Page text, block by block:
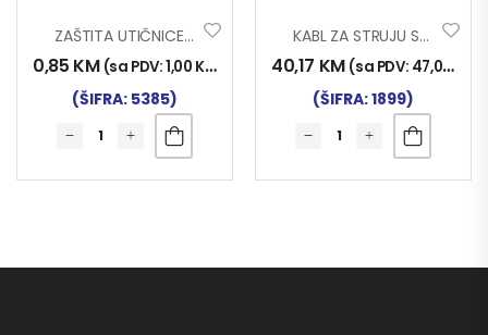
ZAŠTITA UTIČNICE GUMENA EURO
0,85 KM (sa PDV:1,00 KM
(ŠIFRA: 5385)
KABL ZA STRUJU S-TYPE
40,17 KM (sa PDV: 47,00
(ŠIFRA: 1899)